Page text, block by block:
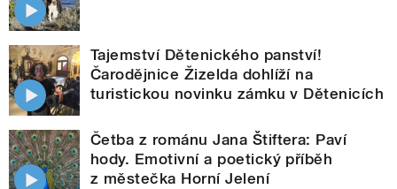
Tajemství Dětenického panství!
Čarodějnice Žizelda dohlíží na
turistickou novinku zámku v Dětenicích
Četba z románu Jana Štiftera: Paví
hody. Emotivní a poetický příběh
z městečka Horní Jelení